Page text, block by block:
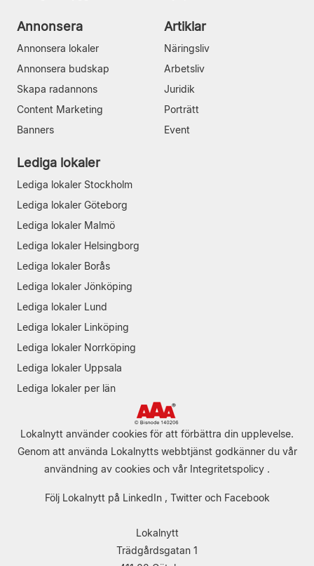
Annonsera
Annonsera lokaler
Annonsera budskap
Skapa radannons
Content Marketing
Banners
Artiklar
Näringsliv
Arbetsliv
Juridik
Porträtt
Event
Lediga lokaler
Lediga lokaler Stockholm
Lediga lokaler Göteborg
Lediga lokaler Malmö
Lediga lokaler Helsingborg
Lediga lokaler Borås
Lediga lokaler Jönköping
Lediga lokaler Lund
Lediga lokaler Linköping
Lediga lokaler Norrköping
Lediga lokaler Uppsala
Lediga lokaler per län
Lokalnytt använder cookies för att förbättra din upplevelse.
Genom att använda Lokalnytts webbtjänst godkänner du vår
användning av cookies och vår Integritetspolicy .
Följ Lokalnytt på LinkedIn, Twitteroch Facebook
Lokalnytt
Trädgårdsgatan 1